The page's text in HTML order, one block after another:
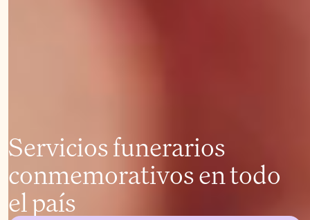
Servicios funerarios
conmemorativos en todo
el país